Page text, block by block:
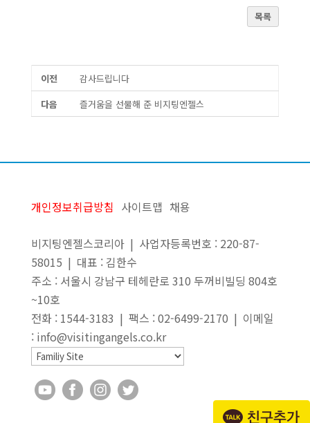
목록
이전
감사드립니다
다음
즐거움을 선물해 준 비지팅엔젤스
개인정보취급방침 사이트맵 채용
비지팅엔젤스코리아 | 사업자등록번호 : 220-87-
58015 | 대표 : 김한수
주소 : 서울시 강남구 테헤란로 310 두꺼비빌딩 804호
~10호
전화 : 1544-3183 | 팩스 : 02-6499-2170 | 이메일
: info@visitingangels.co.kr